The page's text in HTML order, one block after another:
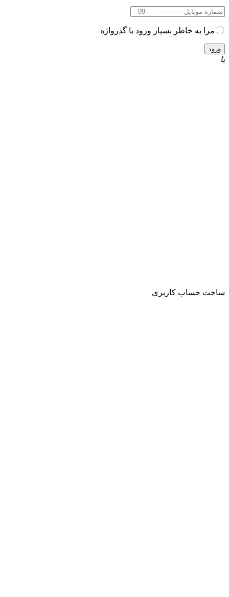
مرا به خاطر بسپار ورود با گذرواژه
یا
ساخت حساب کاربری